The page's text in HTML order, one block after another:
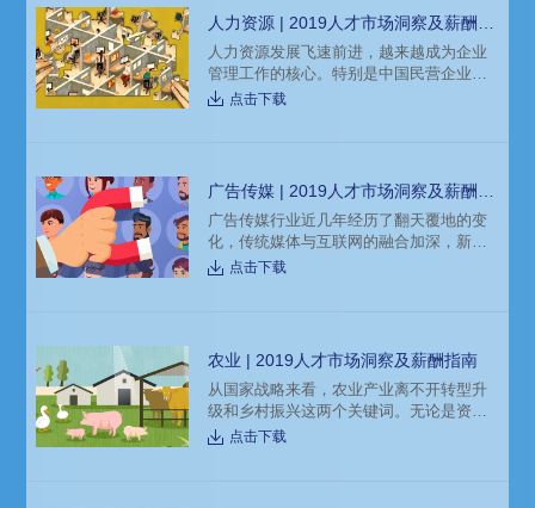
了新的机遇和挑战。从业务支持到风险控
制最后到介入业务管理、提供管理建议，
法务人的多重价值逐渐显现。信息技术的
发展，也给法务职业带来了更多的挑战，
具备跨学科、复合型的知识，能够运用新
人力资源 | 2019人才市场洞察及薪酬指
南
人力资源发展飞速前进，越来越成为企业
管理工作的核心。特别是中国民营企业的
整体成长，人力资源重视度被列为企业首
强。技术正在从根本上改变我们的职业生
活、我们未来的工作和角色，也影响着人
力资源职能的变化升级。处于转型变革时
期的人力资源行业，对于人力资源从业人
员来说，机会与挑战并存。
点击下载
广告传媒 | 2019人才市场洞察及薪酬指
南
广告传媒行业近几年经历了翻天覆地的变
化，传统媒体与互联网的融合加深，新媒
体急剧崛起。随着互联网生态环境的逐渐
倾斜，投放趋于理性，更加强调精准投
放，有效触达，内容营销价值突显。
点击下载
农业 | 2019人才市场洞察及薪酬指南
从国家战略来看，农业产业离不开转型升
级和乡村振兴这两个关键词。无论是资本
市场还是农业领域经济实体，在这方面的
点击下载